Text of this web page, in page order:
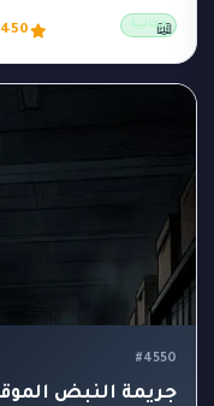
مجانية 450 📖
#4550
جريمة النبض